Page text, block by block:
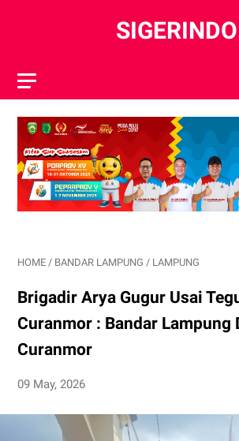
SIGERINDO
HOME / BANDAR LAMPUNG / LAMPUNG
Brigadir Arya Gugur Usai
Curanmor : Bandar Lampung
Curanmor
09 May, 2026